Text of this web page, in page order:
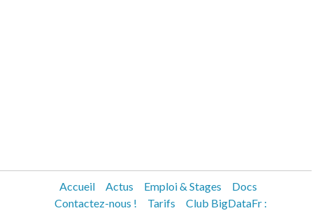
Accueil Actus Emploi & Stages
Docs
Contactez-nous !
Tarifs
Club BigDataFr :